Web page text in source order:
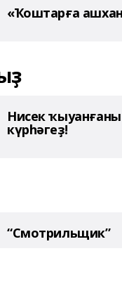
«Ҡоштарға
Нисек
күрһәгеҙ!
“Смотрильщик”